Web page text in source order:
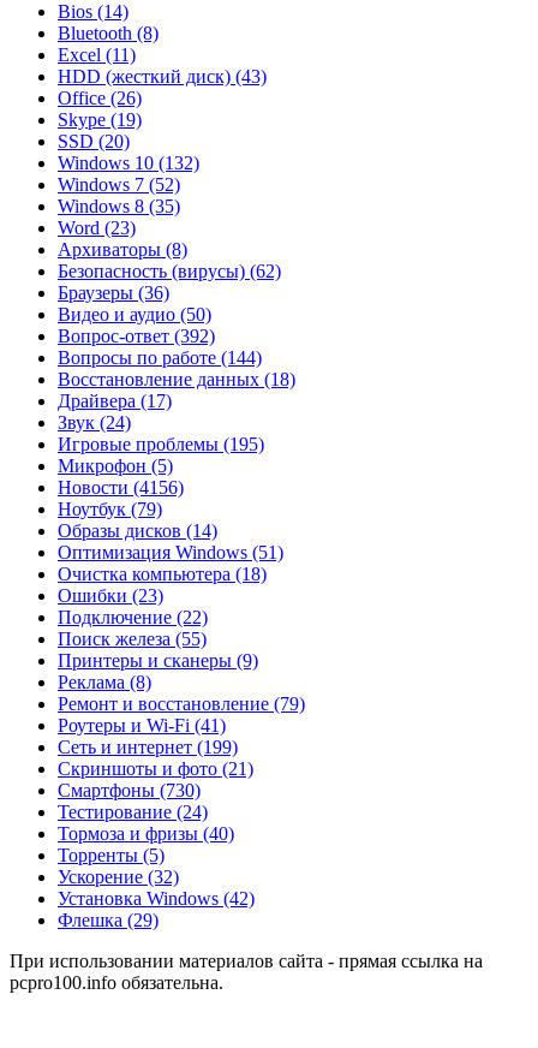
Bios (14)
Bluetooth (8)
Excel (11)
HDD (жесткий диск) (43)
Office (26)
Skype (19)
SSD (20)
Windows 10 (132)
Windows 7 (52)
Windows 8 (35)
Word (23)
Архиваторы (8)
Безопасность (вирусы) (62)
Браузеры (36)
Видео и аудио (50)
Вопрос-ответ (392)
Вопросы по работе (144)
Восстановление данных (18)
Драйвера (17)
Звук (24)
Игровые проблемы (195)
Микрофон (5)
Новости (4156)
Ноутбук (79)
Образы дисков (14)
Оптимизация Windows (51)
Очистка компьютера (18)
Ошибки (23)
Подключение (22)
Поиск железа (55)
Принтеры и сканеры (9)
Реклама (8)
Ремонт и восстановление (79)
Роутеры и Wi-Fi (41)
Сеть и интернет (199)
Скриншоты и фото (21)
Смартфоны (730)
Тестирование (24)
Тормоза и фризы (40)
Торренты (5)
Ускорение (32)
Установка Windows (42)
Флешка (29)
При использовании материалов сайта - прямая ссылка на
pcpro100.info обязательна.